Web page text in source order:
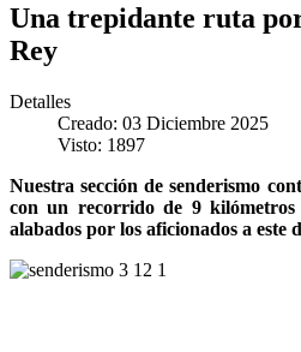
Una trepidante ruta
Rey
Detalles
Creado: 03 Diciembre 2025
Visto: 1897
Nuestra sección de senderismo
con un recorrido de 9
alabados por los aficionados a este